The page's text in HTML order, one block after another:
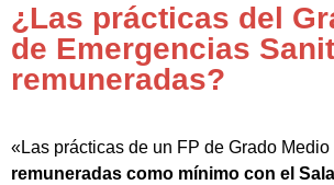
¿Las prácticas del
de Emergencias
remuneradas?
«Las prácticas de un FP de Grado Medio
remuneradas como mínimo con el